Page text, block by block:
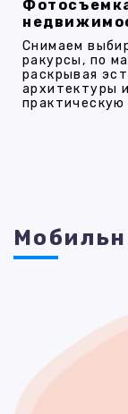
Снимаем
ракурсы, по
раскрывая
архитектуры
практическую